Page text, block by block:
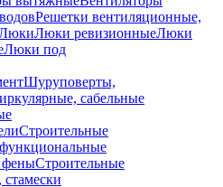
Решетки вентиляционные,
Люки ревизионныеЛюки
Люки под
Шуруповерты,
сабельные
Строительные
феныСтроительные